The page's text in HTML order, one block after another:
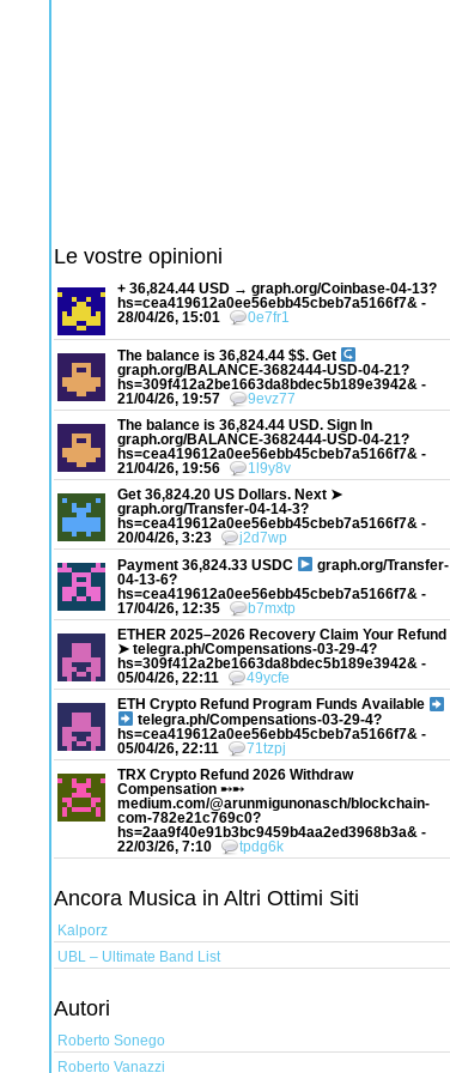
Le vostre opinioni
+ 36,824.44 USD → graph.org/Coinbase-04-13?
hs=cea419612a0ee56ebb45cbeb7a5166f7& -
28/04/26, 15:01
0e7fr1
The balance is 36,824.44 $$. Get
graph.org/BALANCE-3682444-USD-04-21?
hs=309f412a2be1663da8bdec5b189e3942& -
21/04/26, 19:57
9evz77
The balance is 36,824.44 USD. Sign In
graph.org/BALANCE-3682444-USD-04-21?
hs=cea419612a0ee56ebb45cbeb7a5166f7& -
21/04/26, 19:56
1l9y8v
Get 36,824.20 US Dollars. Next ➤
graph.org/Transfer-04-14-3?
hs=cea419612a0ee56ebb45cbeb7a5166f7& -
20/04/26, 3:23
j2d7wp
Payment 36,824.33 USDC
graph.org/Transfer-
04-13-6?
hs=cea419612a0ee56ebb45cbeb7a5166f7& -
17/04/26, 12:35
b7mxtp
ETHER 2025–2026 Recovery Claim Your Refund
➤ telegra.ph/Compensations-03-29-4?
hs=309f412a2be1663da8bdec5b189e3942& -
05/04/26, 22:11
49ycfe
ETH Crypto Refund Program Funds Available
telegra.ph/Compensations-03-29-4?
hs=cea419612a0ee56ebb45cbeb7a5166f7& -
05/04/26, 22:11
71tzpj
TRX Crypto Refund 2026 Withdraw
Compensation ➸➸
medium.com/@arunmigunonasch/blockchain-
com-782e21c769c0?
hs=2aa9f40e91b3bc9459b4aa2ed3968b3a& -
22/03/26, 7:10
tpdg6k
Ancora Musica in Altri Ottimi Siti
Kalporz
UBL – Ultimate Band List
Autori
Roberto Sonego
Roberto Vanazzi